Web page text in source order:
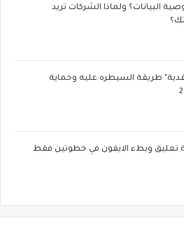
البيانات؟ ولماذا الشركات تريد
طريقة السيطره عليه وحماية
وبطء الايفون في خطوتين فقط